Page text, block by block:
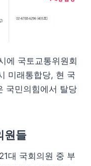
에 국토교통위원회
미래통합당, 현 국
국민의힘에서 탈당
원들
대 국회의원 중 부